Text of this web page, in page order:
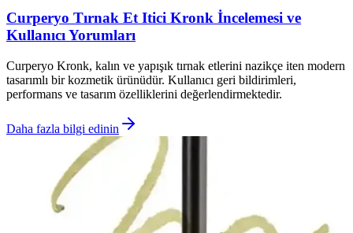
Curperyo Tırnak Et Itici Kronk İncelemesi ve
Kullanıcı Yorumları
Curperyo Kronk, kalın ve yapışık tırnak etlerini nazikçe iten modern
tasarımlı bir kozmetik ürünüdür. Kullanıcı geri bildirimleri,
performans ve tasarım özelliklerini değerlendirmektedir.
Daha fazla bilgi edinin